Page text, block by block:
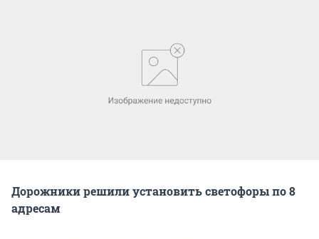
Дорожники решили установить светофоры по 8
адресам